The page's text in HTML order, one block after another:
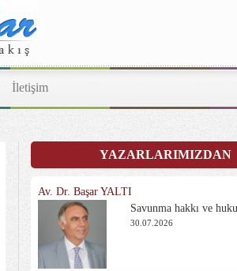
İletişim
YAZARLARIMIZDAN
Av. Dr. Başar YALTI
Savunma hakkı ve
30.07.2026